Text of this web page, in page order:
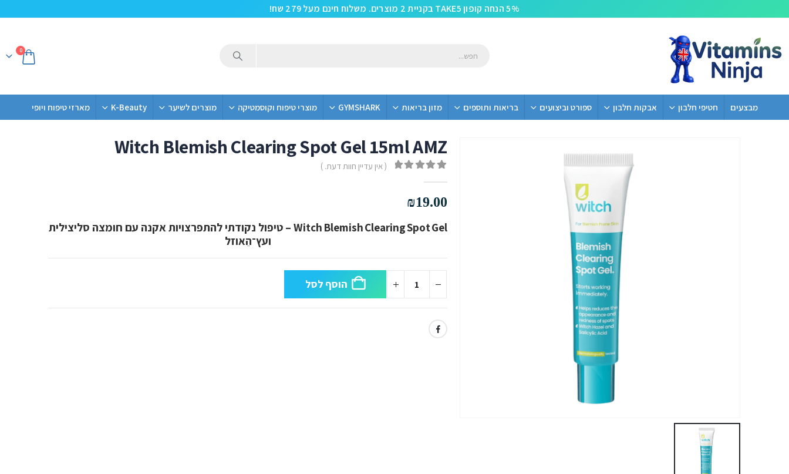
5% הנחה קופון TAKE5 בקניית 2 מוצרים. משלוח חינם מעל 279 שח!
0
מבצעים חטיפי חלבון אבקות חלבון ספורט וביצועים בריאות ותוספים מזון בריאות GYMSHARK מוצרי טיפוח וקוסמטיקה מוצרים לשיער K-Beauty מארזי טיפוח ויופי
Witch Blemish Clearing Spot Gel 15ml AMZ
( אין עדיין חוות דעת. )
₪19.00
Witch Blemish Clearing Spot Gel – טיפול נקודתי להתפרצויות אקנה עם חומצה סליצילית
ועץ־הֵאוזל
הוסף לסל